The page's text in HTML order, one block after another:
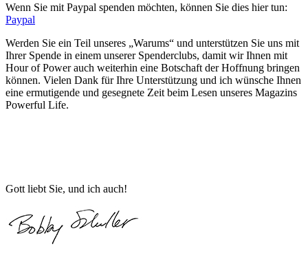
Wenn Sie mit Paypal spenden möchten, können Sie dies hier tun:
Paypal
Werden Sie ein Teil unseres „Warums“ und unterstützen Sie uns mit
Ihrer Spende in einem unserer Spenderclubs, damit wir Ihnen mit
Hour of Power auch weiterhin eine Botschaft der Hoffnung bringen
können. Vielen Dank für Ihre Unterstützung und ich wünsche Ihnen
eine ermutigende und gesegnete Zeit beim Lesen unseres Magazins
Powerful Life.
Gott liebt Sie, und ich auch!